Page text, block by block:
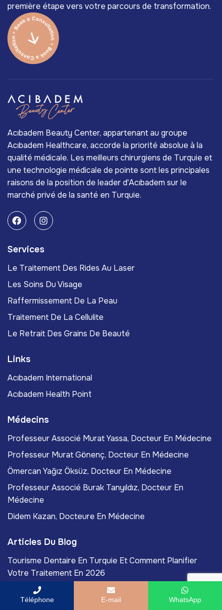
première étape vers votre parcours de transformation.
Acıbadem Beauty Center, appartenant au groupe
Acıbadem Healthcare, accorde la priorité absolue à la
qualité médicale. Les meilleurs chirurgiens de Turquie et
une technologie médicale de pointe sont les principales
raisons de la position de leader d'Acıbadem sur le
marché privé de la santé en Turquie.
Services
Le Traitement Des Rides Au Laser
Les Soins Du Visage
Raffermissement De La Peau
Traitement De La Cellulite
Le Retrait Des Grains De Beauté
Links
Acıbadem International
Acıbadem Health Point
Médecins
Professeur Associé Murat Yassa, Docteur En Médecine
Professeur Murat Gönenç, Docteur En Médecine
Ömercan Yağız Öksüz, Docteur En Médecine
Professeur Associé Burak Tanyıldız, Docteur En
Médecine
Didem Kazan, Docteure En Médecine
Articles Du Blog
Tourisme Dentaire En Turquie Et Comment Planifier
Votre Traitement En 2026
Le Tourisme Médical En Turquie Et Pourquoi Les
Patients Choisissent Istanbul En 2026!
Téléphone E-mail WhatsApp